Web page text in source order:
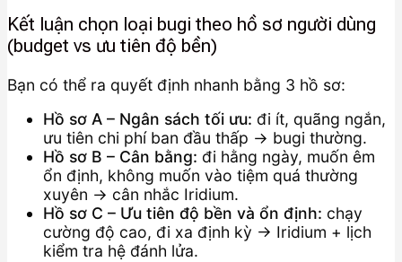
Kết luận chọn loại bugi theo hồ sơ người dùng
(budget vs ưu tiên độ bền)
Bạn có thể ra quyết định nhanh bằng 3 hồ sơ:
Hồ sơ A – Ngân sách tối ưu: đi ít, quãng ngắn,
ưu tiên chi phí ban đầu thấp → bugi thường.
Hồ sơ B – Cân bằng: đi hằng ngày, muốn êm
ổn định, không muốn vào tiệm quá thường
xuyên → cân nhắc Iridium.
Hồ sơ C – Ưu tiên độ bền và ổn định: chạy
cường độ cao, đi xa định kỳ → Iridium + lịch
kiểm tra hệ đánh lửa.